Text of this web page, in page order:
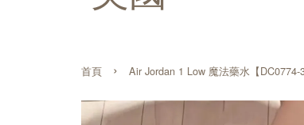
首頁 › Air Jordan 1 Low 魔法藥水【DC0774-